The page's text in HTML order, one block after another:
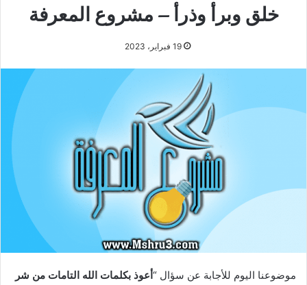
خلق وبرأ وذرأ – مشروع المعرفة
19 فبراير، 2023
موضوعنا اليوم للأجابة عن سؤال “أعوذ بكلمات الله التامات من شر